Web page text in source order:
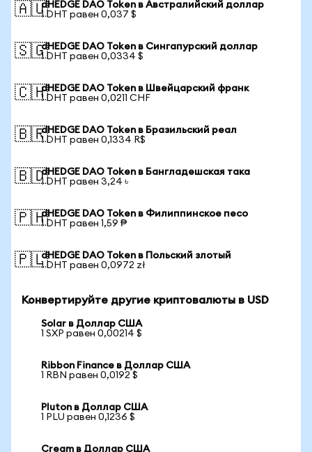
🇦🇺dHEDGE DAO Token в Австралийский доллар
1 DHT равен 0,037 $
🇸🇬dHEDGE DAO Token в Сингапурский доллар
1 DHT равен 0,0334 $
🇨🇭dHEDGE DAO Token в Швейцарский франк
1 DHT равен 0,0211 CHF
🇧🇷dHEDGE DAO Token в Бразильский реал
1 DHT равен 0,1334 R$
🇧🇩dHEDGE DAO Token в Бангладешская така
1 DHT равен 3,24 ৳
🇵🇭dHEDGE DAO Token в Филиппинское песо
1 DHT равен 1,59 ₱
🇵🇱dHEDGE DAO Token в Польский злотый
1 DHT равен 0,0972 zł
Конвертируйте другие криптовалюты в USD
Solar в Доллар США
1 SXP равен 0,00214 $
Ribbon Finance в Доллар США
1 RBN равен 0,0192 $
Pluton в Доллар США
1 PLU равен 0,1236 $
Cream в Доллар США